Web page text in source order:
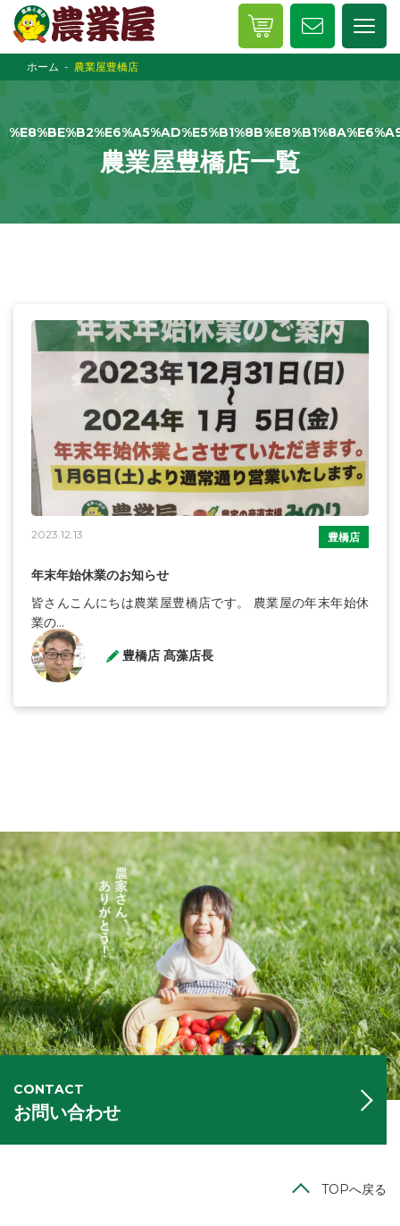
ホーム 農業屋豊橋店
農業屋豊橋店一覧
2023.12.13 豊橋店
年末年始休業のお知らせ
皆さんこんにちは農業屋豊橋店です。 農業屋の年末年始休
業の...
豊橋店 髙藻店長
CONTACT
お問い合わせ
TOPへ戻る